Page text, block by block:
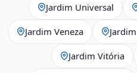
Jardim Universal
Jardim Veneza
Jardim Vitória